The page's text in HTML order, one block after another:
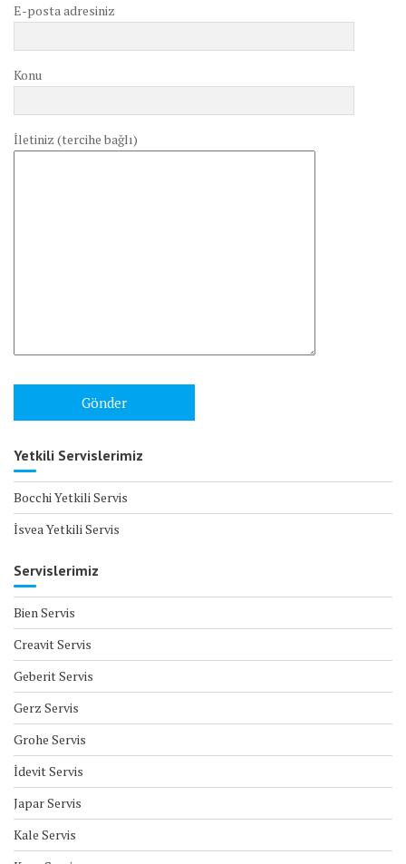
E-posta adresiniz
Konu
İletiniz (tercihe bağlı)
Yetkili Servislerimiz
Bocchi Yetkili Servis
İsvea Yetkili Servis
Servislerimiz
Bien Servis
Creavit Servis
Geberit Servis
Gerz Servis
Grohe Servis
İdevit Servis
Japar Servis
Kale Servis